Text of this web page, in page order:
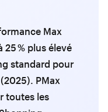
Max
25 % plus élevé
standard pour
PMax
toutes les